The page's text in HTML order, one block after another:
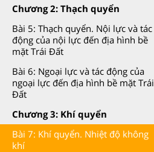
Chương 2: Thạch quyển
Bài 5: Thạch quyển. Nội lực và tác
động của nội lực đến địa hình bề
mặt Trái Đất
Bài 6: Ngoại lực và tác động của
ngoại lực đến địa hình bề mặt Trái
Đất
Chương 3: Khí quyển
Bài 7: Khí quyển. Nhiệt độ không
khí